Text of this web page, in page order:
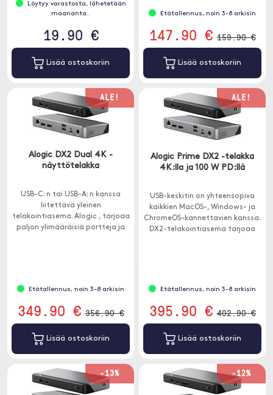
Löytyy varastosta, lähetetään
maananta..
19.90 €
Lisää ostoskoriin
Etätallennus, noin 3-8 arkisin
147.90 € 159.90 €
Lisää ostoskoriin
ALE!
Alogic DX2 Dual 4K -
näyttötelakka
USB-C: n tai USB-A: n kanssa
liitettävä yleinen
telakointiasema. Alogic , tarjoaa
paljon ylimääräisiä portteja ja
Etätallennus, noin 3-8 arkisin
349.90 € 356.90 €
Lisää ostoskoriin
ALE!
Alogic Prime DX2 -telakka
4K:lla ja 100 W PD:llä
USB-keskitin on yhteensopiva
kaikkien MacOS-, Windows- ja
ChromeOS-kannettavien kanssa.
DX2-telakointiasema tarjoaa
Etätallennus, noin 3-8 arkisin
395.90 € 402.90 €
Lisää ostoskoriin
-13% -12%